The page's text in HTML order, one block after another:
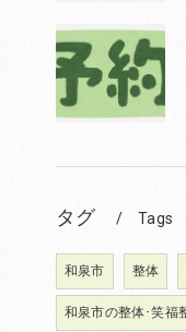
タグ Tags
和泉市 整体
和泉市の整体･笑福